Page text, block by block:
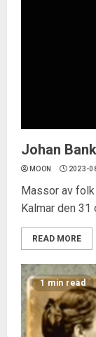
Johan
MOON 2023-
Massor av
Kalmar den 31
READ MORE
1 min read